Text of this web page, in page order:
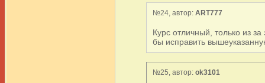
№24, автор: ART777
Курс отличный, только из
бы исправить
№25, автор: ok3101